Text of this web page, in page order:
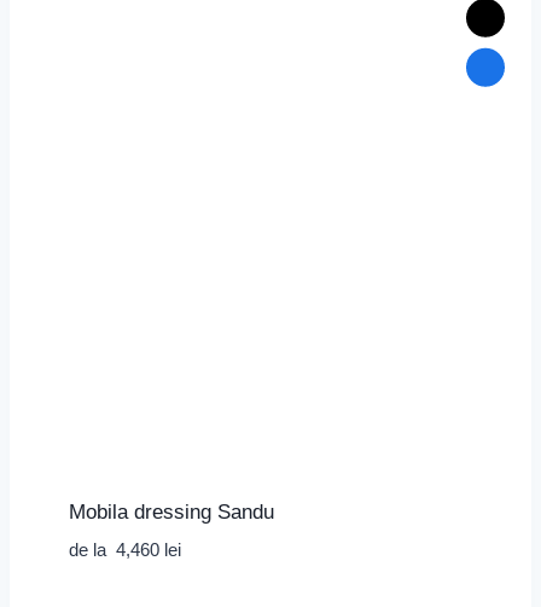
Mobila dressing Sandu
de la 4,460 lei